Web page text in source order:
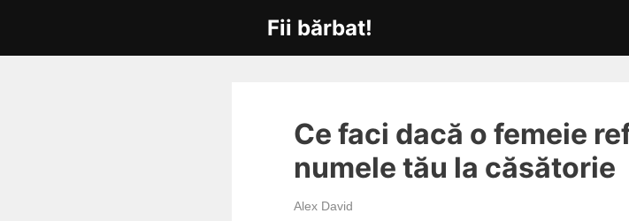
Fii bărbat!
Ce faci dacă o femeie
numele tău la căsătorie
Alex David